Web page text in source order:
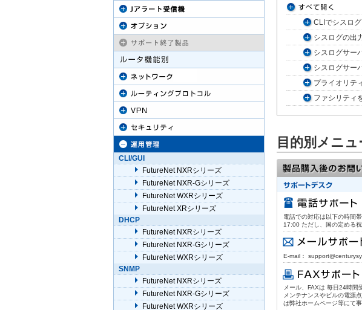
CLIでシスロ
シスログの出
シスログサー
シスログサー
プライオリテ
ファシリティ
目的別メニュ
電話での対応は以下の時間
17:00 ただし、国の定める
E-mail：
メール、FAXは 毎日24時間
メンテナンスやビルの電源
は弊社ホームページ等にて
CLI/GUI
FutureNet NXRシリーズ
FutureNet NXR-Gシリーズ
FutureNet WXRシリーズ
FutureNet XRシリーズ
DHCP
FutureNet NXRシリーズ
FutureNet NXR-Gシリーズ
FutureNet WXRシリーズ
SNMP
FutureNet NXRシリーズ
FutureNet NXR-Gシリーズ
FutureNet WXRシリーズ